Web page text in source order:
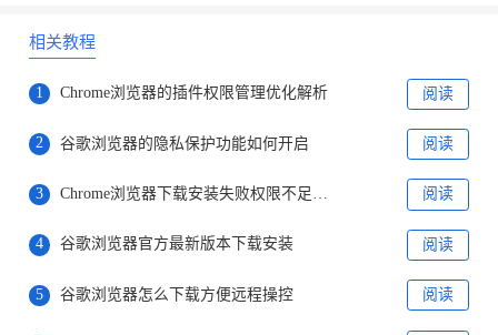
相关教程
1 Chrome浏览器的插件权限管理优化解析 阅读
2 谷歌浏览器的隐私保护功能如何开启 阅读
3 阅读
4 谷歌浏览器官方最新版本下载安装 阅读
5 谷歌浏览器怎么下载方便远程操控 阅读